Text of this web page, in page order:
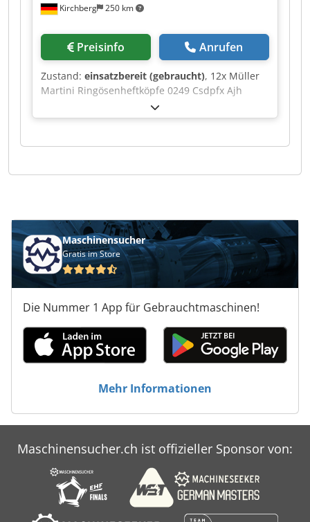
Kirchberg 250 km
Preisinfo Anrufen
Zustand: einsatzbereit (gebraucht), 12x Müller
Martini Ringösenheftköpfe 0249 Csdpfx Ajh
Maschinensucher
Gratis im Store
Die Nummer 1 App für Gebrauchtmaschinen!
Mehr Informationen
Maschinensucher.ch ist offizieller Sponsor von: